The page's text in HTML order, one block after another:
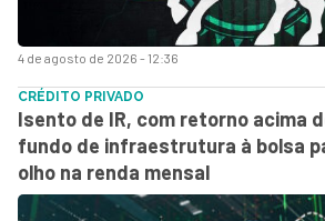
4 de agosto de 2026 - 12:36
CRÉDITO PRIVADO
Isento de IR, com retorno acima
fundo de infraestrutura à bolsa
olho na renda mensal